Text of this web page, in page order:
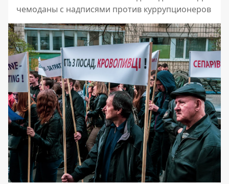
чемоданы с надписями против куррупционеров